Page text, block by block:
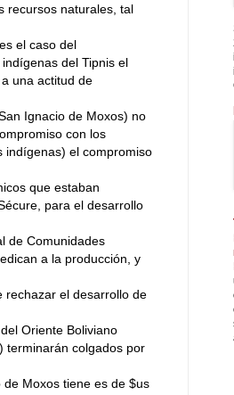
recursos naturales, tal
el caso del
del Tipnis el
una actitud de
Ignacio de Moxos) no
con los
indígenas) el compromiso
que estaban
para el desarrollo
de Comunidades
a la producción, y
rechazar el desarrollo de
Oriente Boliviano
terminarán colgados por
Moxos tiene es de $us